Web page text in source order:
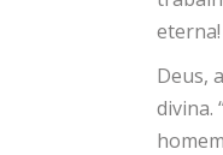
Deus,
divina.